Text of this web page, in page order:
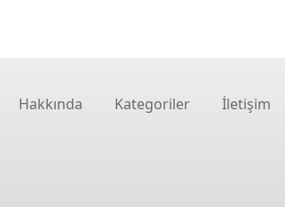
Hakkında Kategoriler İletişim